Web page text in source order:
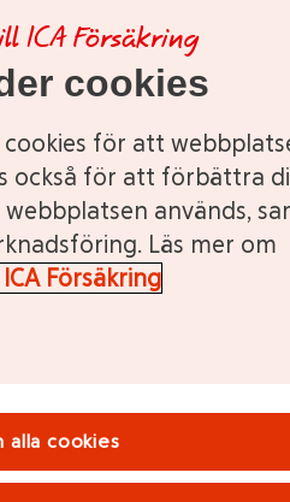
bolåneskydd
behandlar
Beräkna ditt pris
ICA Försäkring
cookies
cookies för att
också för att förbättra
används,
Läs mer om
Försäkring
alla cookies